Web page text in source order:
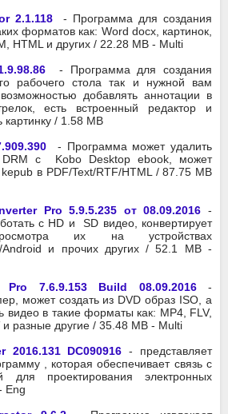
2.1.118- Программа для создания
форматов как: Word docx, картинок,
HTML и других / 22.28 MB - Multi
- Программа для создания
рабочего стола так и нужной вам
добавлять аннотации в
есть встроенный редактор и
картинку / 1.58 MB
- Программа может удалить
DRM с Kobo Desktop ebook, может
kepub в PDF/Text/RTF/HTML / 87.75 MB
Pro 5.9.5.235 от 08.09.2016 -
с HD и SD видео, конвертирует
их на устройствах
Android и прочих других / 52.1 MB -
7.6.9.153 Build 08.09.2016-
может создать из DVD образ ISO, а
видео в такие форматы как: MP4, FLV,
и разные другие / 35.48 MB - Multi
2016.131 DC090916 - представляет
, которая обеспечивает связь с
для проектирования электронных
Eng